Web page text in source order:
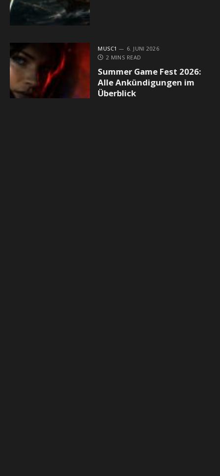
MUSC1
6. JUNI 2026
2 MINS READ
Summer Game Fest 2026:
Alle Ankündigungen im
Überblick